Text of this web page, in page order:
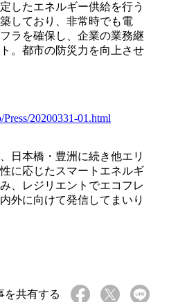
したエネルギー供給を行う
しており、非常時でも電
ラを確保し、企業の業務継
。都市の防災力を向上させ
20200331-01.html
日本橋・豊洲に続き他エリ
に応じたスマートエネルギ
、レジリエントでエコフレ
外に向けて発信してまいり
を共有する